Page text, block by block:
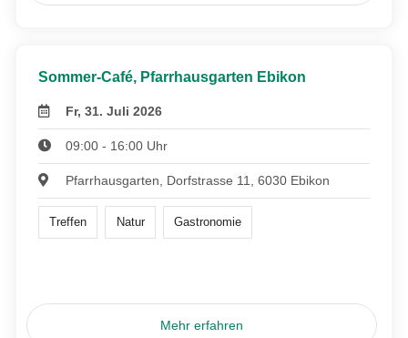
Sommer-Café, Pfarrhausgarten Ebikon
Fr, 31. Juli 2026
09:00 - 16:00 Uhr
Pfarrhausgarten, Dorfstrasse 11, 6030 Ebikon
Treffen Natur Gastronomie
Mehr erfahren